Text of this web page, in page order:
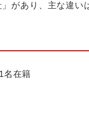
があり、主な違い
名在籍